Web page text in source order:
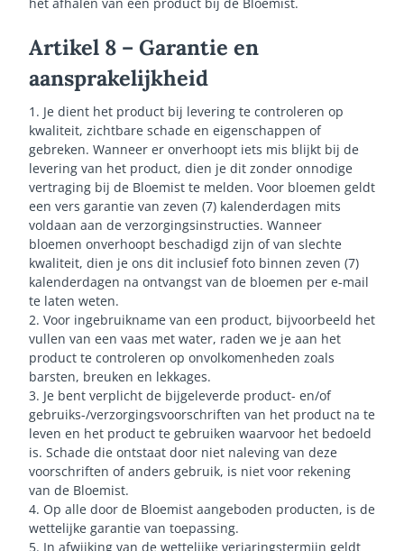
Artikel 8 – Garantie en
aansprakelijkheid
1. Je dient het product bij levering te controleren op
kwaliteit, zichtbare schade en eigenschappen of
gebreken. Wanneer er onverhoopt iets mis blijkt bij de
levering van het product, dien je dit zonder onnodige
vertraging bij de Bloemist te melden. Voor bloemen geldt
een vers garantie van zeven (7) kalenderdagen mits
voldaan aan de verzorgingsinstructies. Wanneer
bloemen onverhoopt beschadigd zijn of van slechte
kwaliteit, dien je ons dit inclusief foto binnen zeven (7)
kalenderdagen na ontvangst van de bloemen per e-mail
te laten weten.
2. Voor ingebruikname van een product, bijvoorbeeld het
vullen van een vaas met water, raden we je aan het
product te controleren op onvolkomenheden zoals
barsten, breuken en lekkages.
3. Je bent verplicht de bijgeleverde product- en/of
gebruiks-/verzorgingsvoorschriften van het product na te
leven en het product te gebruiken waarvoor het bedoeld
is. Schade die ontstaat door niet naleving van deze
voorschriften of anders gebruik, is niet voor rekening
van de Bloemist.
4. Op alle door de Bloemist aangeboden producten, is de
wettelijke garantie van toepassing.
5. In afwijking van de wettelijke verjaringstermijn geldt